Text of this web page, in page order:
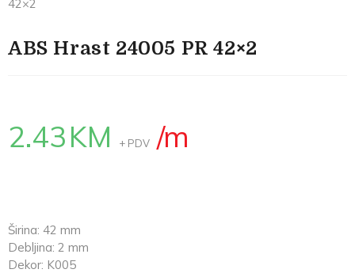
42×2
ABS Hrast 24005 PR 42×2
2.43KM + PDV /m
Širina: 42 mm
Debljina: 2 mm
Dekor: K005